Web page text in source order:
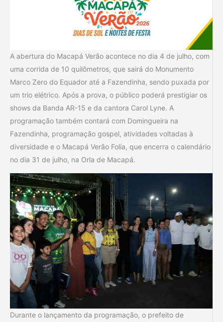
A abertura do Macapá Verão acontece no dia 4 de julho, com
uma corrida de 10 quilômetros, que sairá do Monumento
Marco Zero do Equador até a Fazendinha, sendo puxada por
um trio elétrico. Após a prova, o público poderá prestigiar os
shows da Banda AR-15 e da cantora Carol Lyne. A
programação também contará com Domingueira na
Fazendinha, programação gospel, atividades voltadas à
diversidade e o Macapá Verão Folia, que encerra o calendário
no dia 31 de julho, na Orla de Macapá.
Durante o lançamento da programação, o prefeito de